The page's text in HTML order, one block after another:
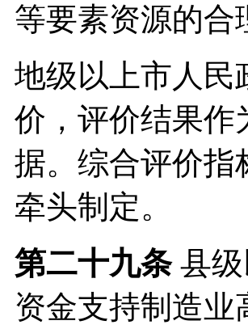
等要素资源的合
地级以上市人民
价，评价结果作
据。综合评价指
牵头制定。
第二十九条县级
资金支持制造业